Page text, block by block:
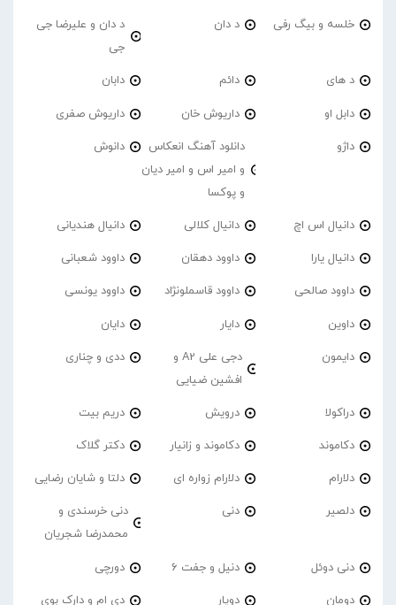
خلسه و بیگ رفی د دان
د دان و علیرضا جی
جی
د های دائم دابان
دابل او داریوش خان داریوش صفری
داژو
دانلود آهنگ انعکاس
و امیر اس و امیر دیان
و پوکسا
دانوش
دانیال اس اچ دانیال کلالی دانیال هندیانی
دانیال یارا داوود دهقان داوود شعبانی
داوود صالحی داوود قاسملونژاد داوود یونسی
داوین دایار دایان
دایمون
دجی علی A2 و
افشین ضیایی
ددی و چناری
دراکولا درویش دریم بیت
دکاموند دکاموند و زانیار دکتر گلاک
دلارام دلارام زواره ای دلتا و شایان رضایی
دلصیر دنی
دنی خرسندی و
محمدرضا شجریان
دنی دوئل دنیل و جفت 6 دورچی
دومان دویار دی ام و دارک بوی